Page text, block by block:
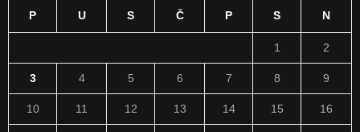
P U S Č P S N
1 2
3 4 5 6 7 8 9
10 11 12 13 14 15 16